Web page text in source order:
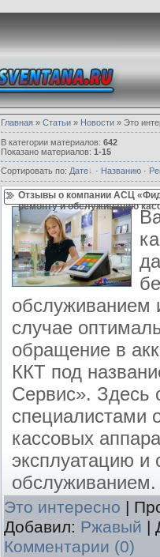
Главная» Статьи» Новости» Это
В категории материалов: 642
Показано материалов: 1-15
Сортировать по: Дате · Названию·
Отзывы о компании АСЦ
ремонту и обслуживанию
обслуживанием
случае
обращение в
ККТ под
Сервис». Здесь
специалистами
кассовых
эксплуатацию
обслуживанием.
Это интересно |
Добавил: Ржавый |
Комментарии (0)